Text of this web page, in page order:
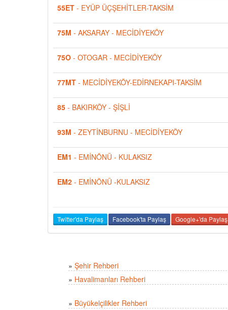
55ET - EYÜP ÜÇŞEHİTLER-TAKSİM
75M - AKSARAY - MECİDİYEKÖY
75O - OTOGAR - MECİDİYEKÖY
77MT - MECİDİYEKÖY-EDİRNEKAPI-TAKSİM
85 - BAKIRKÖY - ŞİŞLİ
93M - ZEYTİNBURNU - MECİDİYEKÖY
EM1 - EMİNÖNÜ - KULAKSIZ
EM2 - EMİNÖNÜ -KULAKSIZ
Twitter'da Paylaş Facebook'ta Paylaş Google+'da Paylaş
» Şehir Rehberi
» Havalimanları Rehberi
» Büyükelçilikler Rehberi